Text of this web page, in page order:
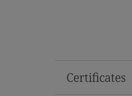
Certificates